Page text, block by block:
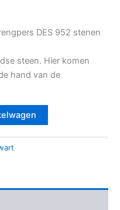
DES 952 stenen
steen. Hier komen
hand van de